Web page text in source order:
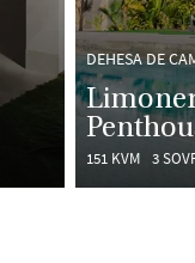
DEHESA DE
151 KVM 3